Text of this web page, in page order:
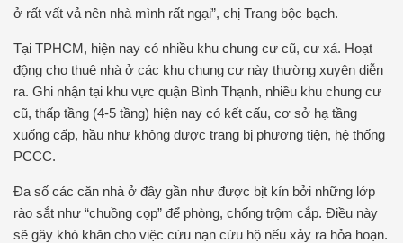
ở rất vất vả nên nhà mình rất ngại”, chị Trang bộc bạch.
Tại TPHCM, hiện nay có nhiều khu chung cư cũ, cư xá. Hoạt
động cho thuê nhà ở các khu chung cư này thường xuyên diễn
ra. Ghi nhận tại khu vực quận Bình Thạnh, nhiều khu chung cư
cũ, thấp tầng (4-5 tầng) hiện nay có kết cấu, cơ sở hạ tầng
xuống cấp, hầu như không được trang bị phương tiện, hệ thống
PCCC.
Đa số các căn nhà ở đây gần như được bịt kín bởi những lớp
rào sắt như “chuồng cọp” để phòng, chống trộm cắp. Điều này
sẽ gây khó khăn cho việc cứu nạn cứu hộ nếu xảy ra hỏa hoạn.